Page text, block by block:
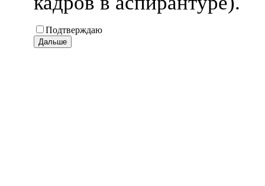
Подтверждаю